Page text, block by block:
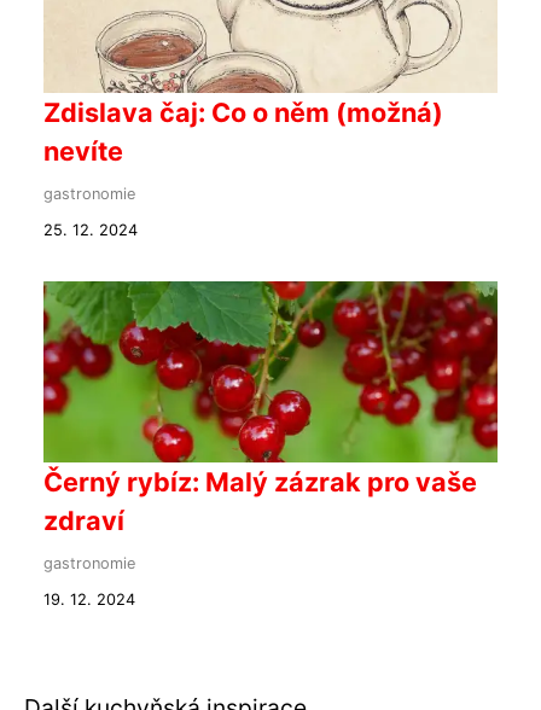
Zdislava čaj: Co o něm (možná)
nevíte
gastronomie
25. 12. 2024
Černý rybíz: Malý zázrak pro vaše
zdraví
gastronomie
19. 12. 2024